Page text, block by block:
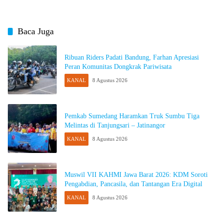
Baca Juga
Ribuan Riders Padati Bandung, Farhan Apresiasi
Peran Komunitas Dongkrak Pariwisata
KANAL 8 Agustus 2026
Pemkab Sumedang Haramkan Truk Sumbu Tiga
Melintas di Tanjungsari – Jatinangor
KANAL 8 Agustus 2026
Muswil VII KAHMI Jawa Barat 2026: KDM Soroti
Pengabdian, Pancasila, dan Tantangan Era Digital
KANAL 8 Agustus 2026